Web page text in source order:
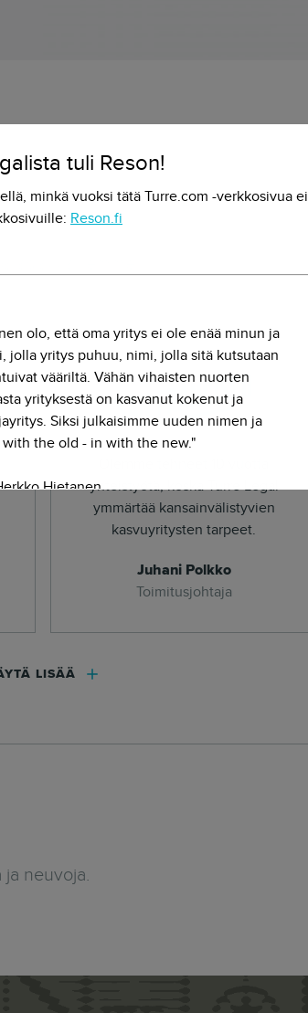
siitä koko maailmalle?
yhteistyötä, koska Turre Legal
ymmärtää kansainvälistyvien
kasvuyritysten tarpeet.
Juhani Polkko
Toimitusjohtaja
LISÄÄ
neuvoja.
tuli Reson!
minkä vuoksi tätä Turre.com -verkkosivua ei
Reson.fi
olo, että oma yritys ei ole enää minun ja
yritys puhuu, nimi, jolla sitä kutsutaan
vääriltä. Vähän vihaisten nuorten
yrityksestä on kasvanut kokenut ja
Siksi julkaisimme uuden nimen ja
the old - in with the new."
Hietanen